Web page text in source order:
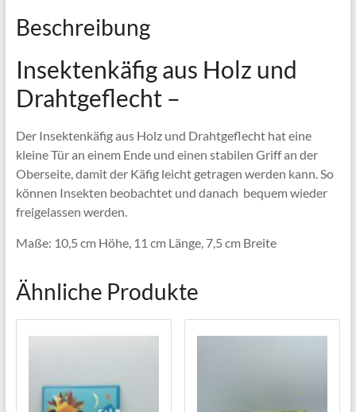
Beschreibung
Insektenkäfig aus Holz und
Drahtgeflecht –
Der Insektenkäfig aus Holz und Drahtgeflecht hat eine
kleine Tür an einem Ende und einen stabilen Griff an der
Oberseite, damit der Käfig leicht getragen werden kann. So
können Insekten beobachtet und danach bequem wieder
freigelassen werden.
Maße: 10,5 cm Höhe, 11 cm Länge, 7,5 cm Breite
Ähnliche Produkte